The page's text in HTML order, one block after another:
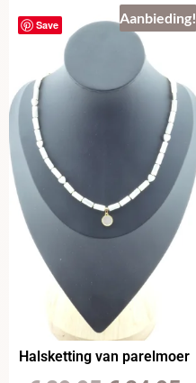
Save Aanbieding!
Halsketting van parelmoer